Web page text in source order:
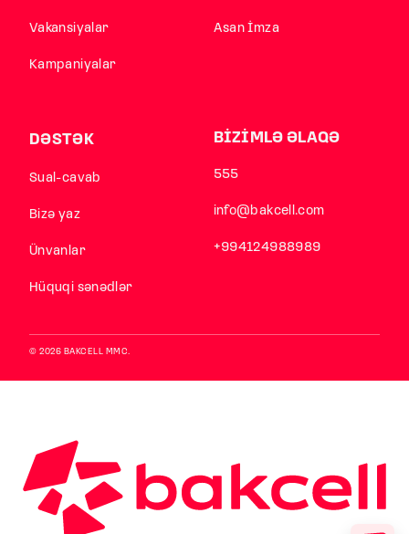
Vakansiyalar
Kampaniyalar
Asan İmza
DƏSTƏK
Sual-cavab
Bizə yaz
Ünvanlar
Hüquqi sənədlər
BİZİMLƏ ƏLAQƏ
555
info@bakcell.com
+994124988989
© 2026 BAKCELL MMC.